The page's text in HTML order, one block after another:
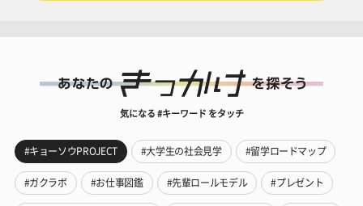
気になる #キーワード をタッチ
#キョーソウPROJECT #大学生の社会見学 #留学ロードマップ
#ガクラボ #お仕事図鑑 #先輩ロールモデル #プレゼント